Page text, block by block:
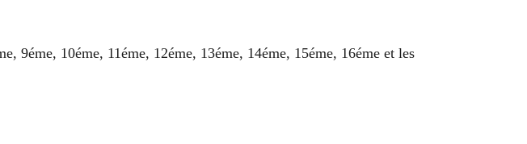
9éme, 10éme, 11éme, 12éme, 13éme, 14éme, 15éme, 16éme et les